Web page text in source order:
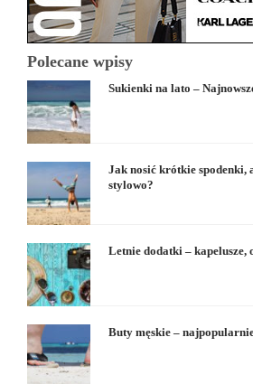
Polecane wpisy
Sukienki na lato –
Jak nosić krótkie spodenki,
stylowo?
Letnie dodatki – kapelusze,
Buty męskie –